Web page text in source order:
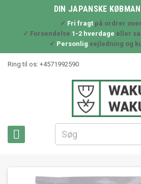
DIN JAPANSKE
✓ Fri fragtpå ordrer over
✓ Forsendelse 1-2 hverdage eller
✓ Personlig vejledning og
Ring til os: +4571992590
